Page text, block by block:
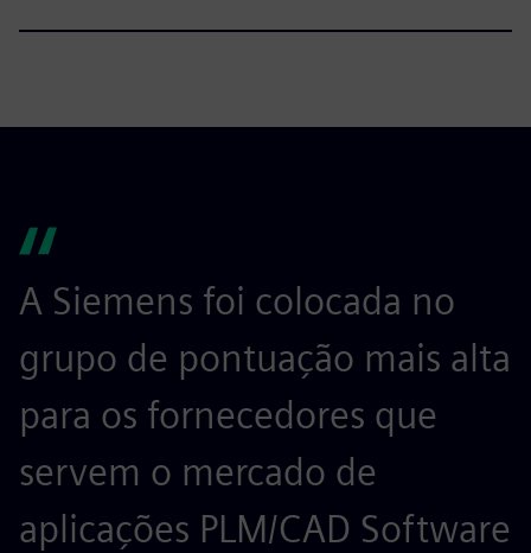
A Siemens foi colocada no
grupo de pontuação mais alta
para os fornecedores que
servem o mercado de
aplicações PLM/CAD Software